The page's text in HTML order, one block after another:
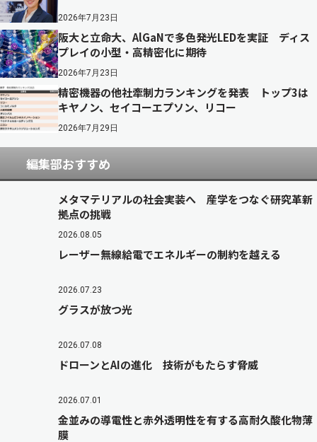
2026年7月23日
阪大と立命大、AlGaNで多色発光LEDを実証 ディス
プレイの小型・高精密化に期待
2026年7月23日
精密機器の他社牽制力ランキングを発表 トップ3は
キヤノン、セイコーエプソン、リコー
2026年7月29日
編集部おすすめ
メタマテリアルの社会実装へ 産学をつなぐ研究革新
拠点の挑戦
2026.08.05
レーザー無線給電でエネルギーの制約を越える
2026.07.23
グラスが放つ光
2026.07.08
ドローンとAIの進化 技術がもたらす脅威
2026.07.01
金並みの導電性と赤外透明性を有する高耐久酸化物薄
膜